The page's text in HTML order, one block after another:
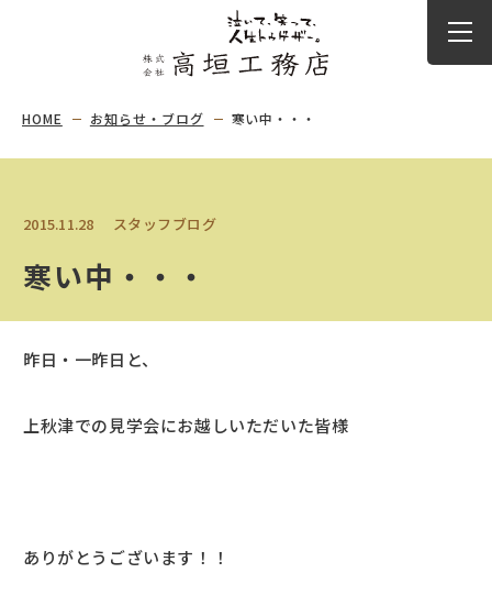
HOME お知らせ・ブログ 寒い中・・・
2015.11.28 スタッフブログ
寒い中・・・
昨日・一昨日と、
上秋津での見学会にお越しいただいた皆様
ありがとうございます！！